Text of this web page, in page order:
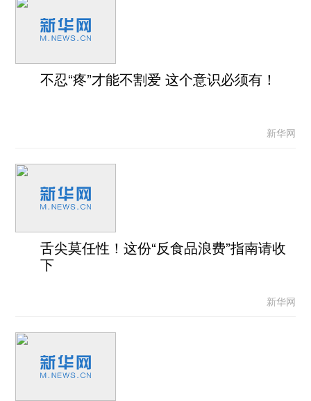
不忍“疼”才能不割爱 这个意识必须有！
新华网
舌尖莫任性！这份“反食品浪费”指南请收
下
新华网